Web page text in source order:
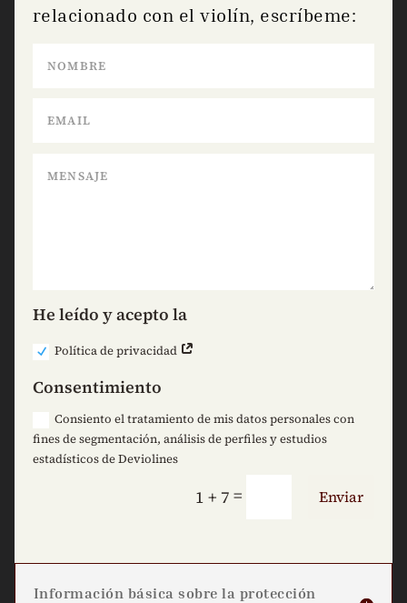
relacionado con el violín, escríbeme:
He leído y acepto la
Política de privacidad
Consentimiento
Consiento el tratamiento de mis datos personales con
fines de segmentación, análisis de perfiles y estudios
estadísticos de Deviolines
1 + 7 = Enviar
Información básica sobre la protección